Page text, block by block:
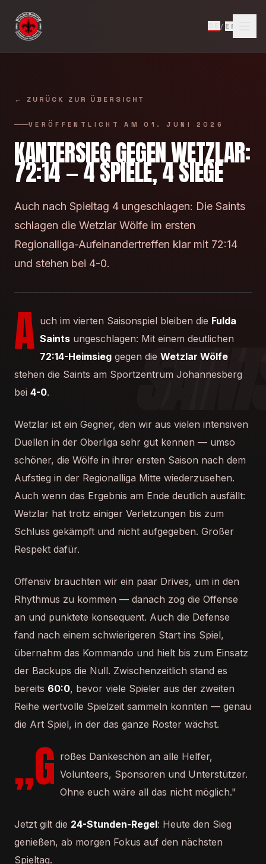
/ EN
← ZURÜCK ZUR ÜBERSICHT
VERÖFFENTLICHT AM 01. JUNI 2026
KANTERSIEG GEGEN WETZLAR:
72:14 — 4 SPIELE, 4 SIEGE
Auch nach Spieltag 4 ungeschlagen: Die Saints
schlagen die Wetzlar Wölfe im ersten
Regionalliga-Aufeinandertreffen klar mit 72:14
und stehen bei 4-0.
A uch im vierten Saisonspiel bleiben die Fulda
Saints ungeschlagen: Mit einem deutlichen
72:14-Heimsieg gegen die Wetzlar Wölfe
stehen die Saints am Sportzentrum Johannesberg
bei 4-0.
Wetzlar ist ein Gegner, den wir aus vielen intensiven
Duellen in der Oberliga sehr gut kennen — umso
schöner, die Wölfe in ihrer ersten Saison nach dem
Aufstieg in der Regionalliga Mitte wiederzusehen.
Auch wenn das Ergebnis am Ende deutlich ausfällt:
Wetzlar hat trotz einiger Verletzungen bis zum
Schluss gekämpft und nicht aufgegeben. Großer
Respekt dafür.
Offensiv brauchten wir ein paar Drives, um in den
Rhythmus zu kommen — danach zog die Offense
an und punktete konsequent. Auch die Defense
fand nach einem schwierigeren Start ins Spiel,
übernahm das Kommando und hielt bis zum Einsatz
der Backups die Null. Zwischenzeitlich stand es
bereits 60:0, bevor viele Spieler aus der zweiten
Reihe wertvolle Spielzeit sammeln konnten — genau
die Art Spiel, in der das ganze Roster wächst.
„G roßes Dankeschön an alle Helfer,
Volunteers, Sponsoren und Unterstützer.
Ohne euch wäre all das nicht möglich."
Jetzt gilt die 24-Stunden-Regel: Heute den Sieg
genießen, ab morgen Fokus auf den nächsten
Spieltag.